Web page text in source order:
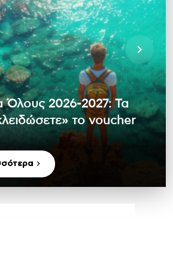
Όλους 2026-2027: Τα
το voucher